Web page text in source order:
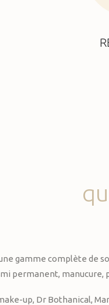
gamme complète de
permanent, manucure,
up, Dr Bothanical,